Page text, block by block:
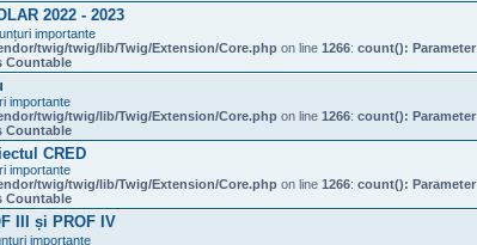
2022 - 2023
importante
twig/twig/lib/Twig/Extension/Core.php on line 1266: count(): Parameter
Countable
importante
twig/twig/lib/Twig/Extension/Core.php on line 1266: count(): Parameter
Countable
CRED
importante
twig/twig/lib/Twig/Extension/Core.php on line 1266: count(): Parameter
Countable
III și PROF IV
importante